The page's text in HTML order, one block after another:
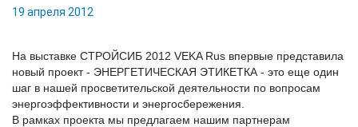
19 апреля 2012
На выставке СТРОЙСИБ 2012 VEKA Rus впервые представила
новый проект - ЭНЕРГЕТИЧЕСКАЯ ЭТИКЕТКА - это еще один
шаг в нашей просветительской деятельности по вопросам
энергоэффективности и энергосбережения.
В рамках проекта мы предлагаем нашим партнерам